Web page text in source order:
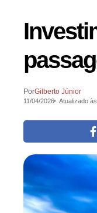
PorGilberto Júnior
11/04/2026 Atualizado